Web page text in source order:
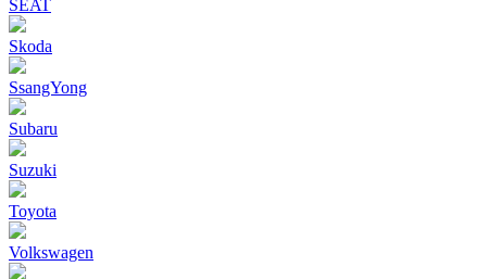
SEAT
Skoda
SsangYong
Subaru
Suzuki
Toyota
Volkswagen